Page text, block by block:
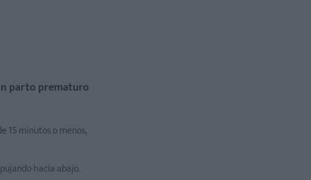
parto prematuro
15 minutos o menos,
hacia abajo.